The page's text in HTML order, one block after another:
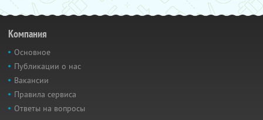
Компания
Основное
Публикации о нас
Вакансии
Правила сервиса
Ответы на вопросы